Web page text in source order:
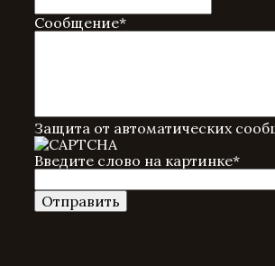
Сообщение*
Защита от автоматических
Введите слово на картинке*